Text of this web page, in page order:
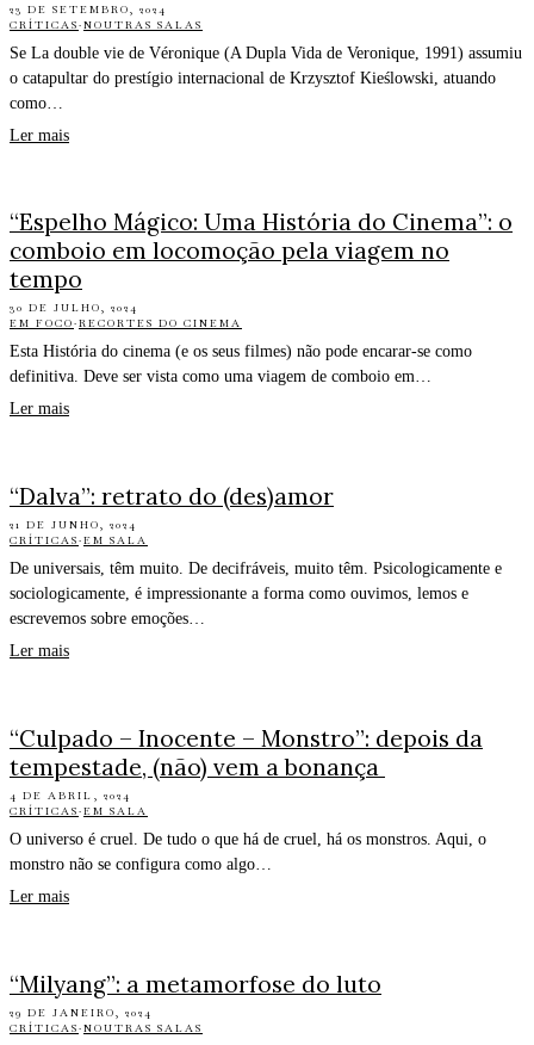
23 DE SETEMBRO, 2024
CRÍTICAS·NOUTRAS SALAS
Se La double vie de Véronique (A Dupla Vida de Veronique, 1991) assumiu
o catapultar do prestígio internacional de Krzysztof Kieślowski, atuando
como…
Ler mais
“Espelho Mágico: Uma História do Cinema”: o
comboio em locomoção pela viagem no
tempo
30 DE JULHO, 2024
EM FOCO·RECORTES DO CINEMA
Esta História do cinema (e os seus filmes) não pode encarar‑se como
definitiva. Deve ser vista como uma viagem de comboio em…
Ler mais
“Dalva”: retrato do (des)amor
21 DE JUNHO, 2024
CRÍTICAS·EM SALA
De universais, têm muito. De decifráveis, muito têm. Psicologicamente e
sociologicamente, é impressionante a forma como ouvimos, lemos e
escrevemos sobre emoções…
Ler mais
“Culpado – Inocente – Monstro”: depois da
tempestade, (não) vem a bonança
4 DE ABRIL, 2024
CRÍTICAS·EM SALA
O universo é cruel. De tudo o que há de cruel, há os monstros. Aqui, o
monstro não se configura como algo…
Ler mais
“Milyang”: a metamorfose do luto
29 DE JANEIRO, 2024
CRÍTICAS·NOUTRAS SALAS